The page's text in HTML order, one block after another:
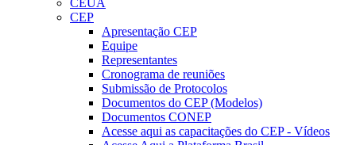
CEUA
CEP
Apresentação CEP
Equipe
Representantes
Cronograma de reuniões
Submissão de Protocolos
Documentos do CEP (Modelos)
Documentos CONEP
Acesse aqui as capacitações do CEP - Vídeos